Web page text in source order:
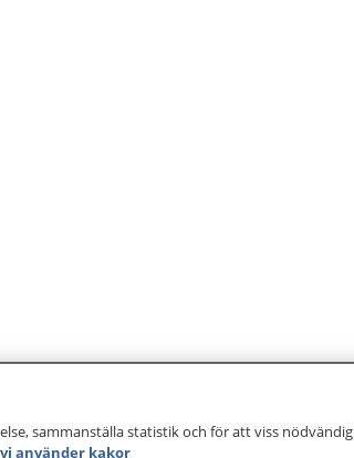
sammanställa statistik och för att viss nödvändig
använder kakor